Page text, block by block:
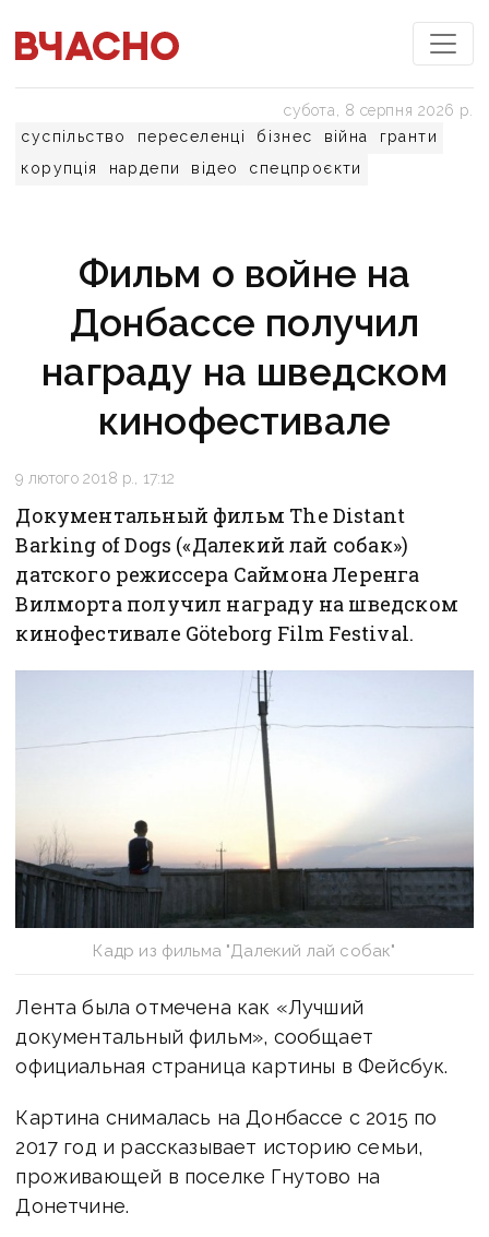
суспільство переселенці бізнес війна
гранти
корупція
нардепи відео спецпроєкти
субота, 8 серпня 2026 р.
Фильм о войне на
Донбассе получил
награду на шведском
кинофестивале
9 лютого 2018 р., 17:12
Документальный фильм The Distant
Barking of Dogs («Далекий лай собак»)
датского режиссера Саймона Леренга
Вилморта получил награду на шведском
кинофестивале Göteborg Film Festival.
Кадр из фильма "Далекий лай собак"
Лента была отмечена как «Лучший
документальный фильм», сообщает
официальная страница картины в Фейсбук.
Картина снималась на Донбассе с 2015 по
2017 год и рассказывает историю семьи,
проживающей в поселке Гнутово на
Донетчине.